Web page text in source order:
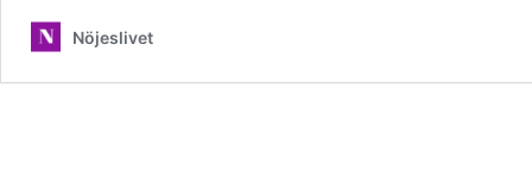
Nöjeslivet